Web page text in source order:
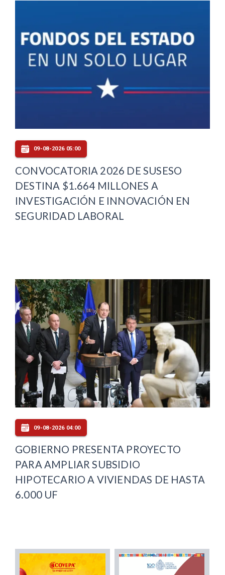
09-08-2026 05:00
CONVOCATORIA 2026 DE SUSESO
DESTINA $1.664 MILLONES A
INVESTIGACIÓN E INNOVACIÓN EN
SEGURIDAD LABORAL
09-08-2026 04:00
GOBIERNO PRESENTA PROYECTO
PARA AMPLIAR SUBSIDIO
HIPOTECARIO A VIVIENDAS DE HASTA
6.000 UF